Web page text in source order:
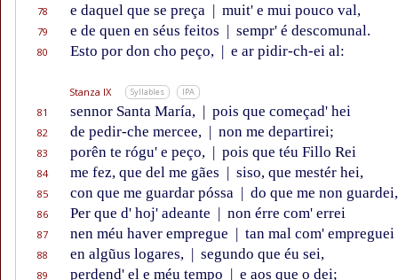
78 e daquel que se preça | muit' e mui pouco val,
79 e de quen en séus feitos | sempr' é descomunal.
80 Esto por don cho peço, | e ar pidir-ch-ei al:
Stanza IX Syllables IPA
81 sennor Santa María, | pois que começad' hei
82 de pedir-che mercee, | non me departirei;
83 porên te rógu' e peço, | pois que téu Fillo Rei
84 me fez, que del me gães | siso, que mestér hei,
85 con que me guardar póssa | do que me non guardei,
86 Per que d' hoj' adeante | non érre com' errei
87 nen méu haver empregue | tan mal com' empreguei
88 en algũus logares, | segundo que éu sei,
89 perdend' el e méu tempo | e aos que o dei;